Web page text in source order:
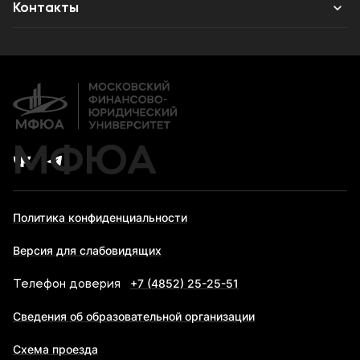
Объявления
Контакты
МФЮА
Политика конфиденциальности
Версия для слабовидящих
Телефон доверия +7 (4852) 25-25-51
Сведения об образовательной организации
Схема проезда